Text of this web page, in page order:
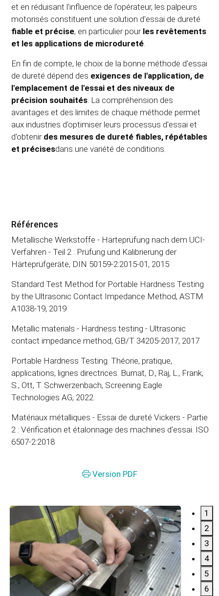
et en réduisant l'influence de l'opérateur, les palpeurs
motorisés constituent une solution d'essai de dureté
fiable et précise, en particulier pour les revêtements
et les applications de microdureté
En fin de compte, le choix de la bonne méthode d'essai
de dureté dépend des exigences de l'application, de
l'emplacement de l'essai et des niveaux de
précision souhaités . La compréhension des
avantages et des limites de chaque méthode permet
aux industries d'optimiser leurs processus d'essai et
d'obtenir des mesures de dureté fiables, répétables
et précisesdans une variété de conditions.
Références
Metallische Werkstoffe - Härteprüfung nach dem UCI-
Verfahren - Teil 2 : Prüfung und Kalibrierung der
Härteprüfgeräte, DIN 50159-2:2015-01, 2015
Standard Test Method for Portable Hardness Testing
by the Ultrasonic Contact Impedance Method, ASTM
A1038-19, 2019
Metallic materials - Hardness testing - Ultrasonic
contact impedance method, GB/T 34205-2017, 2017
Portable Hardness Testing. Théorie, pratique,
applications, lignes directrices. Burnat, D., Raj, L., Frank,
S., Ott, T. Schwerzenbach, Screening Eagle
Technologies AG, 2022.
Matériaux métalliques - Essai de dureté Vickers - Partie
2 : Vérification et étalonnage des machines d'essai. ISO
6507-2:2018
Version PDF
1
2
3
4
5
6